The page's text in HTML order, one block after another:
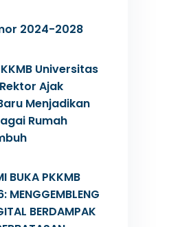
2024-2028
Universitas
Ajak
Menjadikan
Rumah
BUKA PKKMB
MENGGEMBLENG
BERDAMPAK